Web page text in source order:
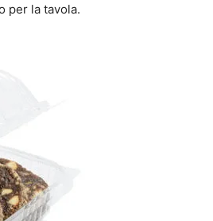
per la tavola.